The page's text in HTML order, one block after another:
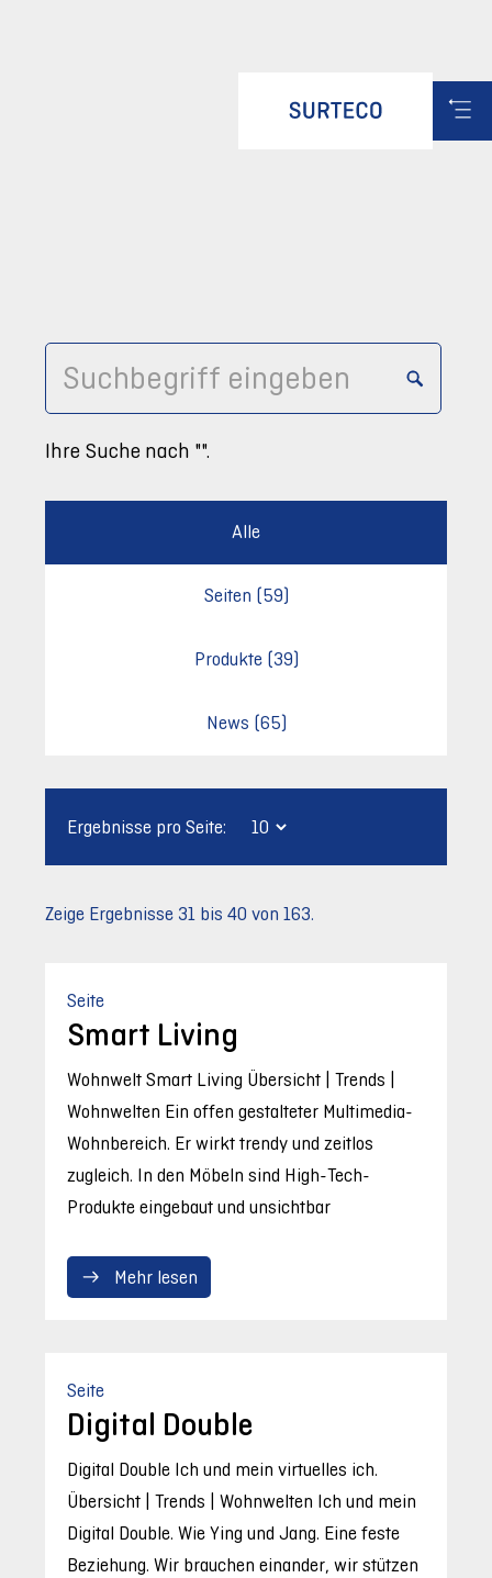
Ihre Suche nach "".
Alle
Seiten (59)
Produkte (39)
News (65)
Ergebnisse pro Seite:
Zeige Ergebnisse 31 bis 40 von 163.
Seite
Smart Living
Wohnwelt Smart Living Übersicht | Trends |
Wohnwelten Ein offen gestalteter Multimedia-
Wohnbereich. Er wirkt trendy und zeitlos
zugleich. In den Möbeln sind High-Tech-
Produkte eingebaut und unsichtbar
Mehr lesen
Seite
Digital Double
Digital Double Ich und mein virtuelles ich.
Übersicht | Trends | Wohnwelten Ich und mein
Digital Double. Wie Ying und Jang. Eine feste
Beziehung. Wir brauchen einander, wir stützen